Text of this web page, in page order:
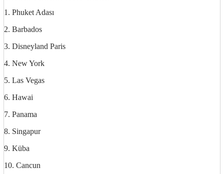
1. Phuket Adası
2. Barbados
3. Disneyland Paris
4. New York
5. Las Vegas
6. Hawai
7. Panama
8. Singapur
9. Küba
10. Cancun